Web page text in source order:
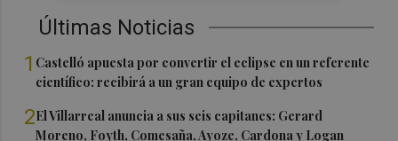
Últimas Noticias
1 Castelló apuesta por convertir el eclipse en un referente
científico: recibirá a un gran equipo de expertos
2El Villarreal anuncia a sus seis capitanes: Gerard
Moreno, Foyth, Comesaña, Ayoze, Cardona y Logan